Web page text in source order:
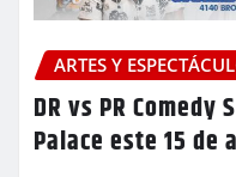
ARTES Y
DR vs PR
Palace este 15 de